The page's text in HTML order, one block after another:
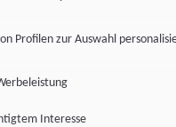
Profilen zur Auswahl
Interesse